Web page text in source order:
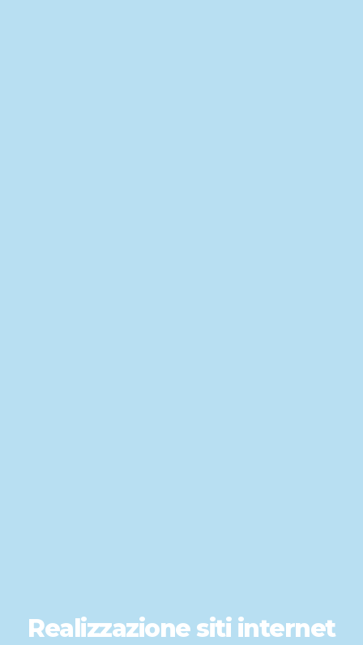
Realizzazione siti internet